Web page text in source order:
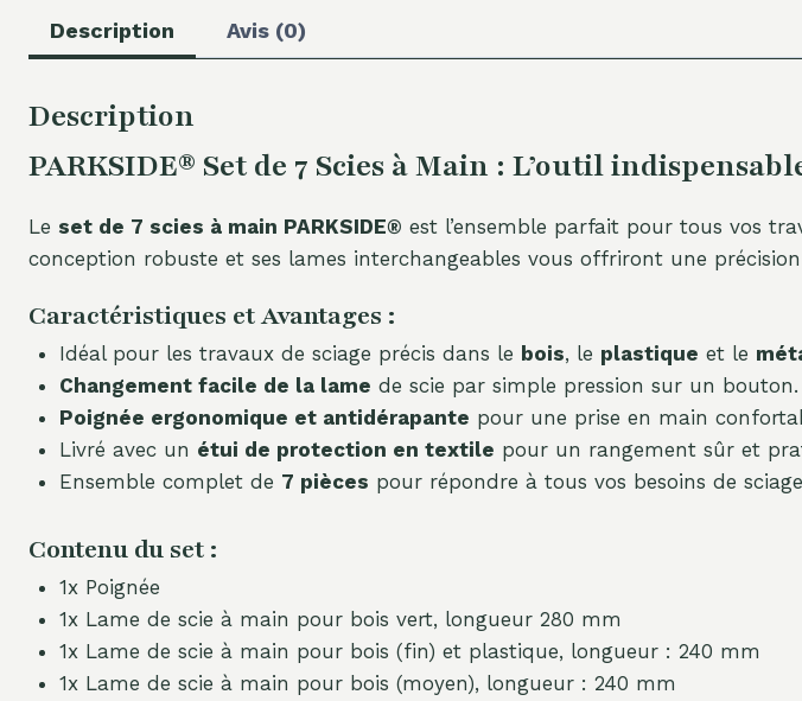
Description Avis (0)
Description
PARKSIDE® Set de 7 Scies à Main : L’outil
Le set de 7 scies à main PARKSIDE® est l’ensemble parfait pour tous vos
conception robuste et ses lames interchangeables vous offriront une
Caractéristiques et Avantages :
Idéal pour les travaux de sciage précis dans le bois, le plastique et le
Changement facile de la lame de scie par simple pression sur un bouton.
Poignée ergonomique et antidérapante pour une prise en main
Livré avec un étui de protection en textile pour un rangement sûr et
Ensemble complet de 7 pièces pour répondre à tous vos besoins de
Contenu du set :
1x Poignée
1x Lame de scie à main pour bois vert, longueur 280 mm
1x Lame de scie à main pour bois (fin) et plastique, longueur : 240 mm
1x Lame de scie à main pour bois (moyen), longueur : 240 mm